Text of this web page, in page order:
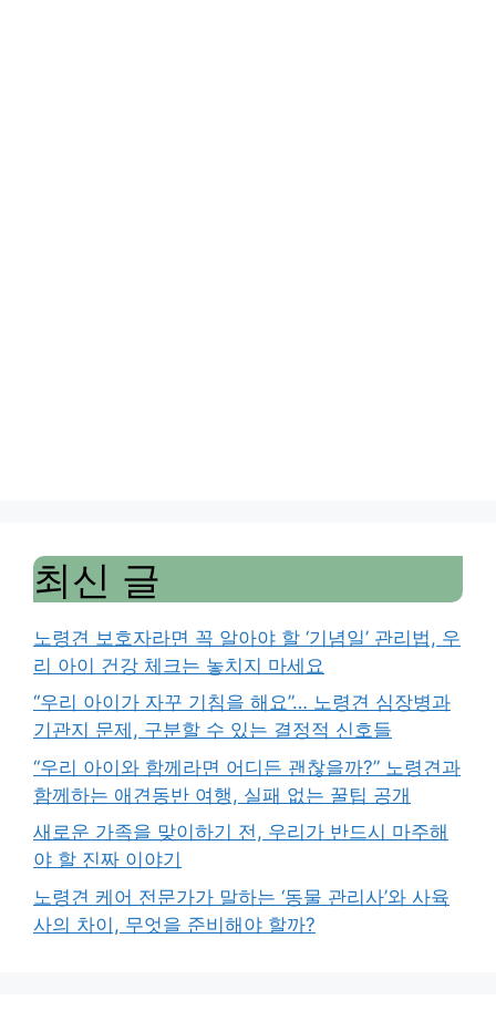
최신 글
노령견 보호자라면 꼭 알아야 할 ‘기념일’ 관리법, 우
리 아이 건강 체크는 놓치지 마세요
“우리 아이가 자꾸 기침을 해요”… 노령견 심장병과
기관지 문제, 구분할 수 있는 결정적 신호들
“우리 아이와 함께라면 어디든 괜찮을까?” 노령견과
함께하는 애견동반 여행, 실패 없는 꿀팁 공개
새로운 가족을 맞이하기 전, 우리가 반드시 마주해
야 할 진짜 이야기
노령견 케어 전문가가 말하는 ‘동물 관리사’와 사육
사의 차이, 무엇을 준비해야 할까?